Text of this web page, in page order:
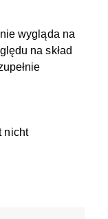
wygląda na
na skład
nicht